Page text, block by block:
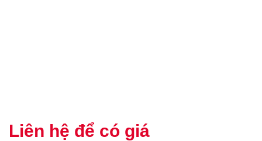
Liên hệ để có giá